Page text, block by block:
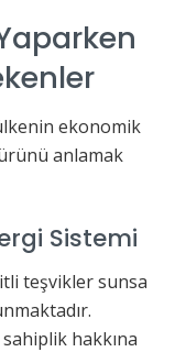
ekonomik
anlamak
Sistemi
teşvikler sunsa
hakkına